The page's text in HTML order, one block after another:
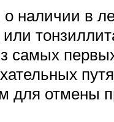
в
самых
для отмены